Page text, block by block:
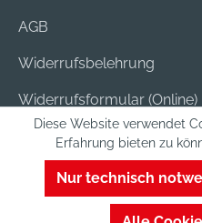
AGB
Widerrufsbelehrung
Widerrufsformular (Online)
Versand & Bezahlung
Batterieentsorgung
Diese Website verwendet
Erfahrung bieten zu
Nur technisch